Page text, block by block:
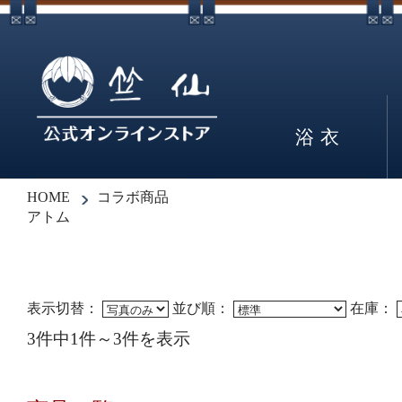
浴衣
HOME
コラボ商品
アトム
表示切替： 並び順： 在庫：
3件中1件～3件を表示